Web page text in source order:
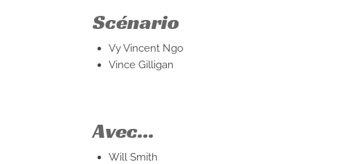
Scénario
Vy Vincent Ngo
Vince Gilligan
Avec...
Will Smith